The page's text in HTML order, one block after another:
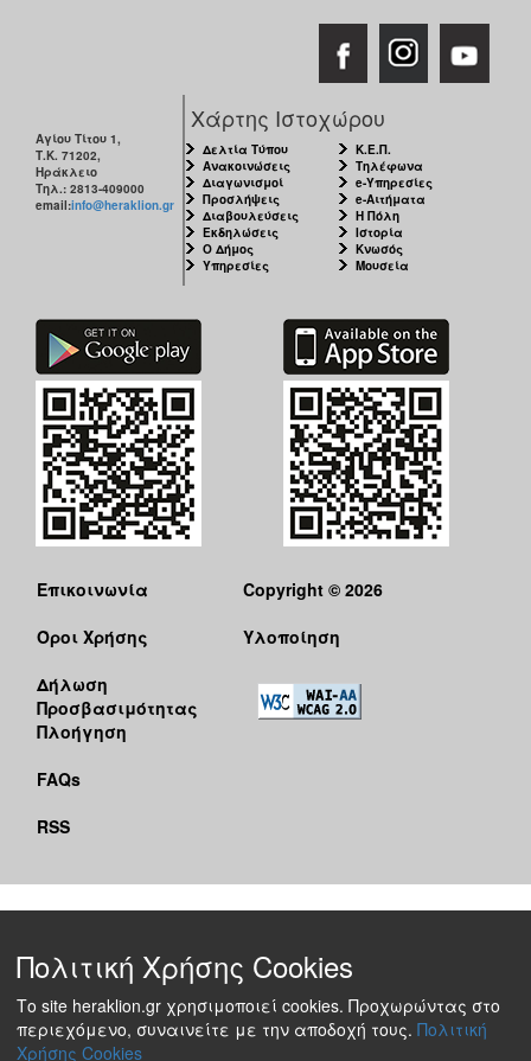
Αγίου Τίτου 1,
Τ.Κ. 71202,
Ηράκλειο
Τηλ.: 2813-409000
email:info@heraklion.gr
Χάρτης Ιστοχώρου
Δελτία Τύπου
Ανακοινώσεις
Διαγωνισμοί
Προσλήψεις
Διαβουλεύσεις
Εκδηλώσεις
Ο Δήμος
Υπηρεσίες
Κ.Ε.Π.
Τηλέφωνα
e-Υπηρεσίες
e-Αιτήματα
Η Πόλη
Ιστορία
Κνωσός
Μουσεία
Επικοινωνία
Όροι Χρήσης
Δήλωση
Προσβασιμότητας
Πλοήγηση
FAQs
RSS
Copyright © 2026
Υλοποίηση
Πολιτική Χρήσης Cookies
Το site heraklion.gr χρησιμοποιεί cookies. Προχωρώντας στο
περιεχόμενο, συναινείτε με την αποδοχή τους. Πολιτική
Χρήσης Cookies